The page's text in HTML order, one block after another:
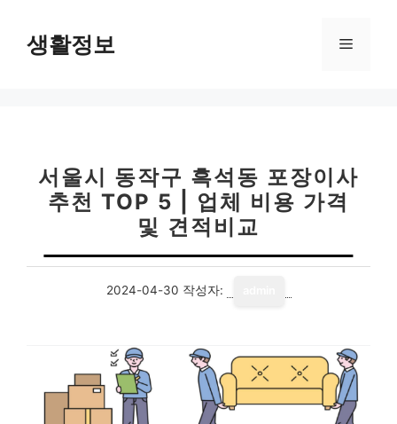
생활정보 메
서울시 동작구 흑석동 포장이사
추천 TOP 5 | 업체 비용 가격
및 견적비교
2024-04-30 작성자: